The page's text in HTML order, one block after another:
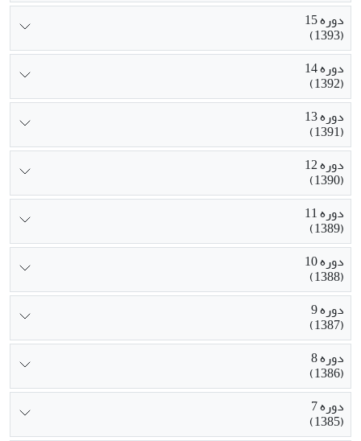
دوره 15
(1393)
دوره 14
(1392)
دوره 13
(1391)
دوره 12
(1390)
دوره 11
(1389)
دوره 10
(1388)
دوره 9
(1387)
دوره 8
(1386)
دوره 7
(1385)